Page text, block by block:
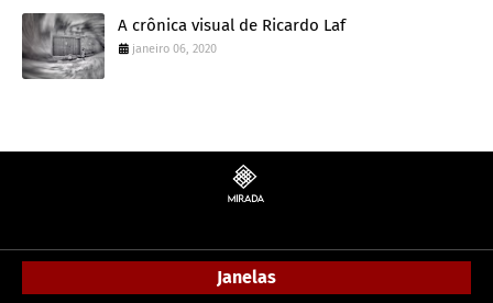
A crônica visual de Ricardo Laf
janeiro 06, 2020
Janelas